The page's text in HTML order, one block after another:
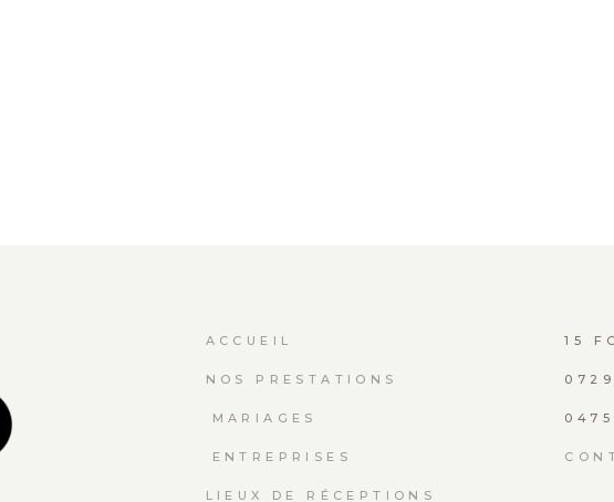
ACCUEIL
NOS PRESTATIONS
MARIAGES
ENTREPRISES
LIEUX DE RÉCEPTIONS
15